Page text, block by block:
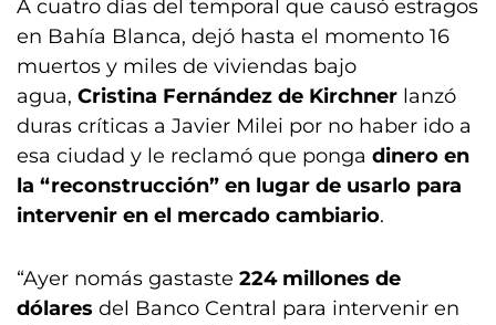
A cuatro días del temporal que causó estragos
en Bahía Blanca, dejó hasta el momento 16
muertos y miles de viviendas bajo
agua, Cristina Fernández de Kirchner lanzó
duras críticas a Javier Milei por no haber ido a
esa ciudad y le reclamó que ponga dinero en
la “reconstrucción” en lugar de usarlo para
intervenir en el mercado cambiario.
“Ayer nomás gastaste 224 millones de
dólares del Banco Central para intervenir en